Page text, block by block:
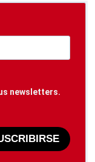
newsletters.